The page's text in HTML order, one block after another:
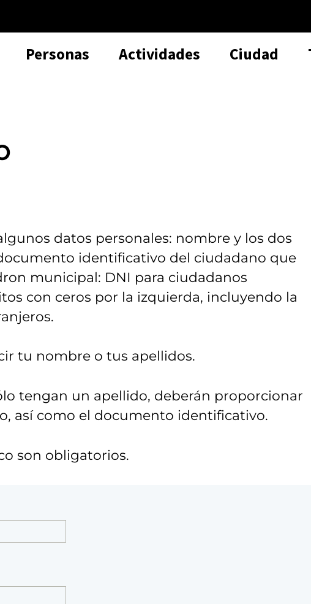
Personas Actividades Ciudad
datos personales: nombre y los dos
identificativo del ciudadano que
municipal: DNI para ciudadanos
con ceros por la izquierda, incluyendo la
tu nombre o tus apellidos.
tengan un apellido, deberán proporcionar
así como el documento identificativo.
son obligatorios.